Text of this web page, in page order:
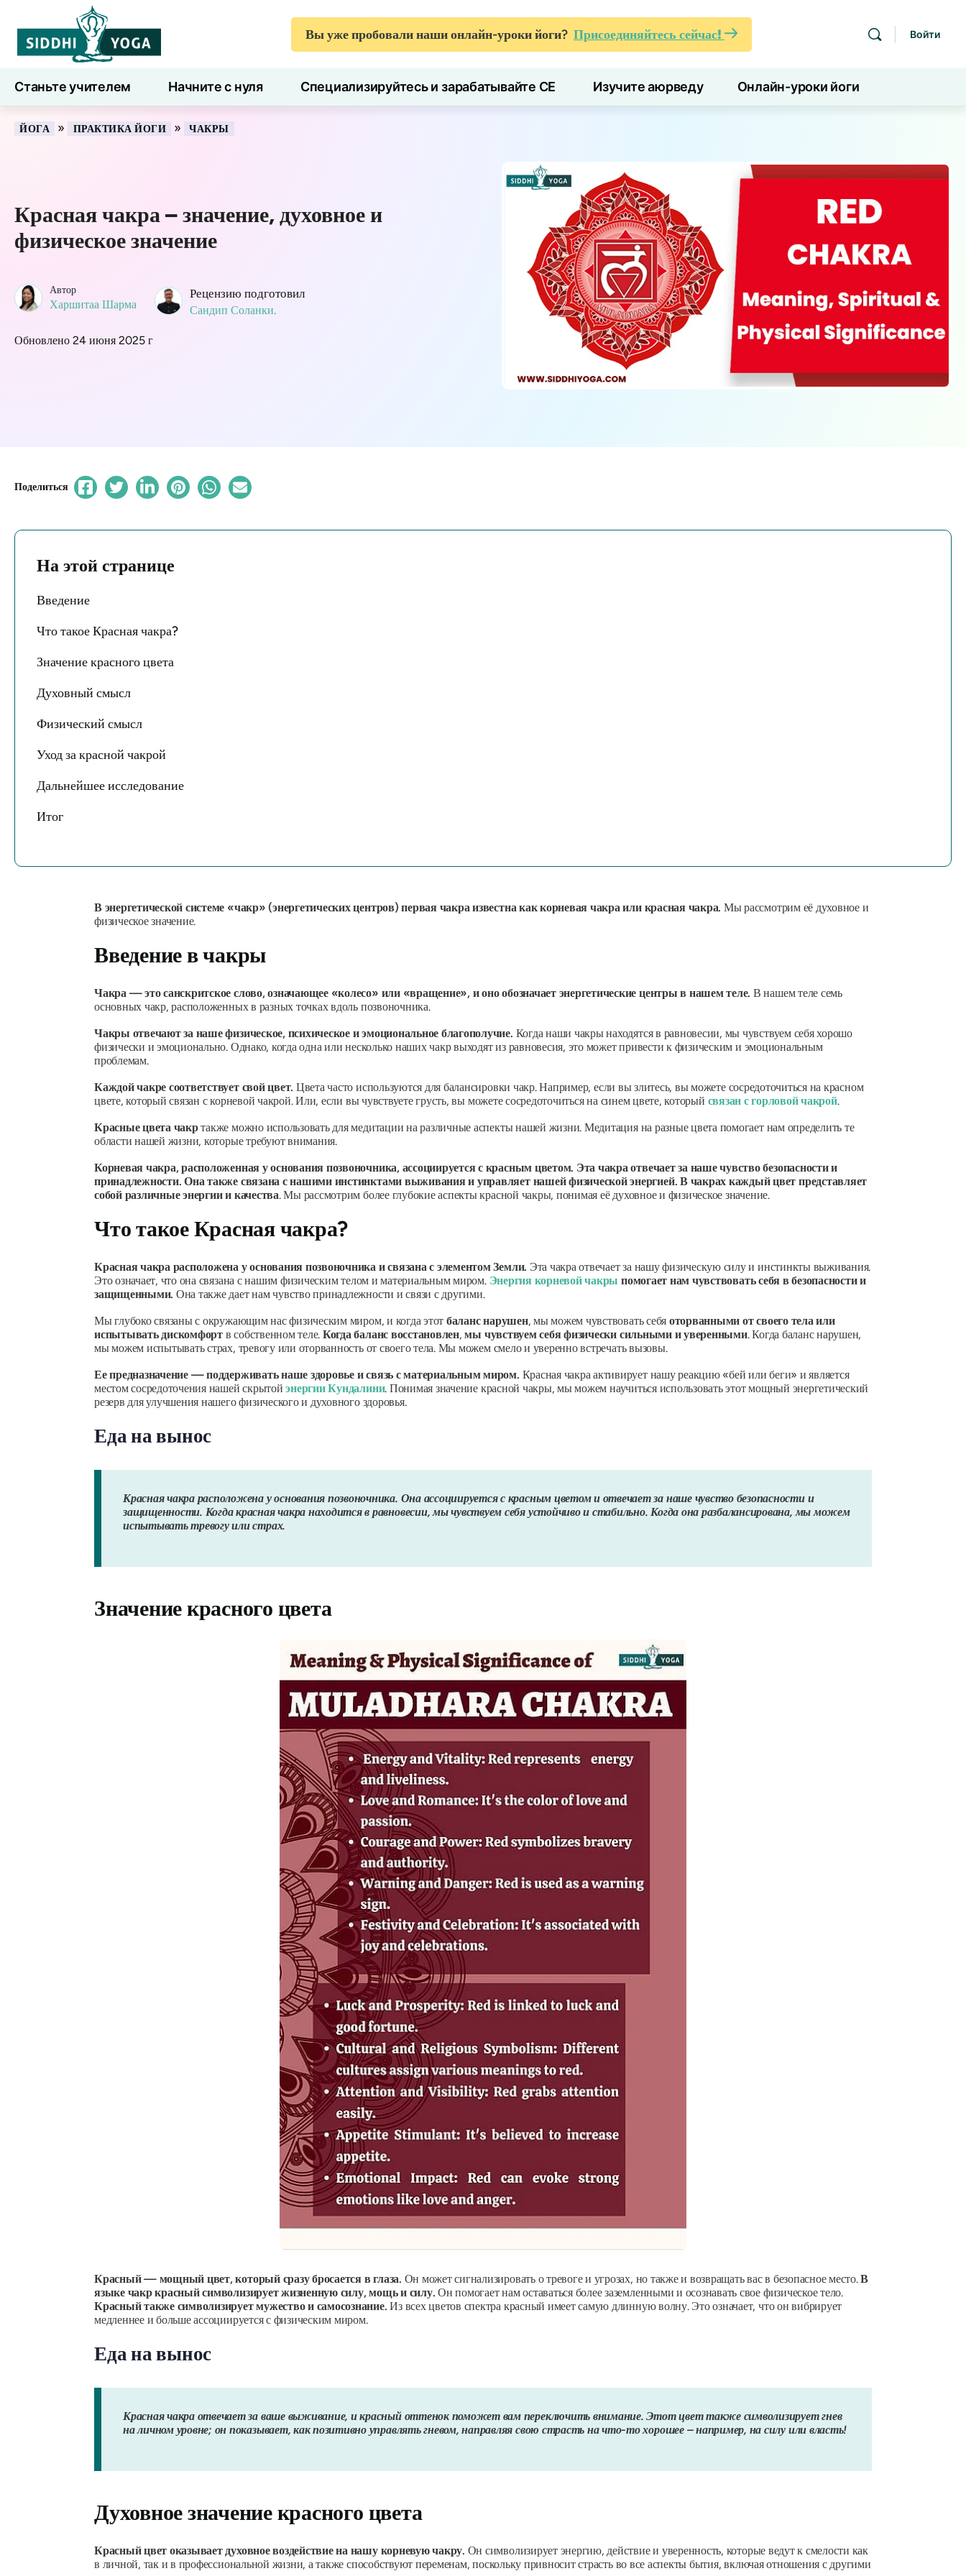
Вы уже пробовали наши онлайн-уроки йоги? Присоединяйтесь сейчас! Войти
Станьте учителем Начните с нуля Специализируйтесь и зарабатывайте CE Изучите аюрведу Онлайн-уроки йоги
7 дней здоровья Блог Учиться
ЙОГА » ПРАКТИКА ЙОГИ » ЧАКРЫ
Красная чакра – значение, духовное и
физическое значение
Автор
Харшитаа Шарма
Рецензию подготовил
Сандип Соланки.
Обновлено 24 июня 2025 г
Поделиться
На этой странице
Введение
Что такое Красная чакра?
Значение красного цвета
Духовный смысл
Физический смысл
Уход за красной чакрой
Дальнейшее исследование
Итог
В энергетической системе «чакр» (энергетических центров) первая чакра известна как корневая чакра или красная чакра. Мы рассмотрим её духовное и
физическое значение.
Введение в чакры
Чакра — это санскритское слово, означающее «колесо» или «вращение», и оно обозначает энергетические центры в нашем теле. В нашем теле семь
основных чакр, расположенных в разных точках вдоль позвоночника.
Чакры отвечают за наше физическое, психическое и эмоциональное благополучие. Когда наши чакры находятся в равновесии, мы чувствуем себя хорошо
физически и эмоционально. Однако, когда одна или несколько наших чакр выходят из равновесия, это может привести к физическим и эмоциональным
проблемам.
Каждой чакре соответствует свой цвет. Цвета часто используются для балансировки чакр.Например, если вы злитесь, вы можете сосредоточиться на красном
цвете, который связан с корневой чакрой.Или, если вы чувствуете грусть, вы можете сосредоточиться на синем цвете, который связан с горловой чакрой.
Красные цвета чакртакже можно использовать для медитации на различные аспекты нашей жизни. Медитация на разные цвета помогает нам определить те
области нашей жизни, которые требуют внимания.
Корневая чакра, расположенная у основания позвоночника, ассоциируется с красным цветом. Эта чакра отвечает за наше чувство безопасности и
принадлежности. Она также связана с нашими инстинктами выживания и управляет нашей физической энергией. В чакрах каждый цвет представляет
собой различные энергии и качества.Мы рассмотрим более глубокие аспекты красной чакры, понимая её духовное и физическое значение.
Что такое Красная чакра?
Красная чакра расположена у основания позвоночника и связана с элементом Земли. Эта чакра отвечает за нашу физическую силу и инстинкты выживания.
Это означает, что она связана с нашим физическим телом и материальным миром. Энергия корневой чакры помогает нам чувствовать себя в безопасности и
защищенными. Она также дает нам чувство принадлежности и связи с другими.
Мы глубоко связаны с окружающим нас физическим миром, и когда этот баланс нарушен, мы можем чувствовать себя оторванными от своего тела или
испытывать дискомфортв собственном теле. Когда баланс восстановлен,мы чувствуем себя физически сильными и уверенными. Когда баланс нарушен,
мы можем испытывать страх, тревогу или оторванность от своего тела. Мы можем смело и уверенно встречать вызовы.
Ее предназначение — поддерживать наше здоровье и связь с материальным миром. Красная чакра активирует нашу реакцию «бей или беги» и является
местом сосредоточения нашей скрытойэнергии Кундалини. Понимая значение красной чакры, мы можем научиться использовать этот мощный энергетический
резерв для улучшения нашего физического и духовного здоровья.
Еда на вынос
Красная чакра расположена у основания позвоночника. Она ассоциируется с красным цветом и отвечает за наше чувство безопасности и
защищенности. Когда красная чакра находится в равновесии, мы чувствуем себя устойчиво и стабильно. Когда она разбалансирована, мы можем
испытывать тревогу или страх.
Значение красного цвета
Красный — мощный цвет, который сразу бросается в глаза. Он может сигнализировать о тревоге и угрозах, но также и возвращать вас в безопасное место.В
языке чакр красный символизирует жизненную силу, мощь и силу. Он помогает нам оставаться более заземленными и осознавать свое физическое тело.
Красный также символизирует мужество и самосознание. Из всех цветов спектра красный имеет самую длинную волну. Это означает, что он вибрирует
медленнее и больше ассоциируется с физическим миром.
Еда на вынос
Красная чакра отвечает за ваше выживание, и красный оттенок поможет вам переключить внимание. Этот цвет также символизирует гнев
на личном уровне; он показывает, как позитивно управлять гневом, направляя свою страсть на что-то хорошее – например, на силу или власть!
Духовное значение красного цвета
Красный цвет оказывает духовное воздействие на нашу корневую чакру. Он символизирует энергию, действие и уверенность, которые ведут к смелости как
в личной, так и в профессиональной жизни, а также способствуют переменам, поскольку привносит страсть во все аспекты бытия, включая отношения с другими